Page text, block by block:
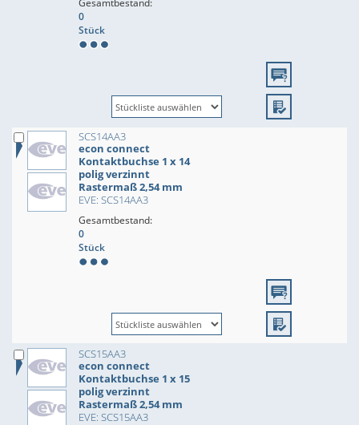
Gesamtbestand:
0
Stück
SCS14AA3
econ connect
Kontaktbuchse 1 x 14
polig verzinnt
Rastermaß 2,54 mm
EVE: SCS14AA3
Gesamtbestand:
0
Stück
SCS15AA3
econ connect
Kontaktbuchse 1 x 15
polig verzinnt
Rastermaß 2,54 mm
EVE: SCS15AA3